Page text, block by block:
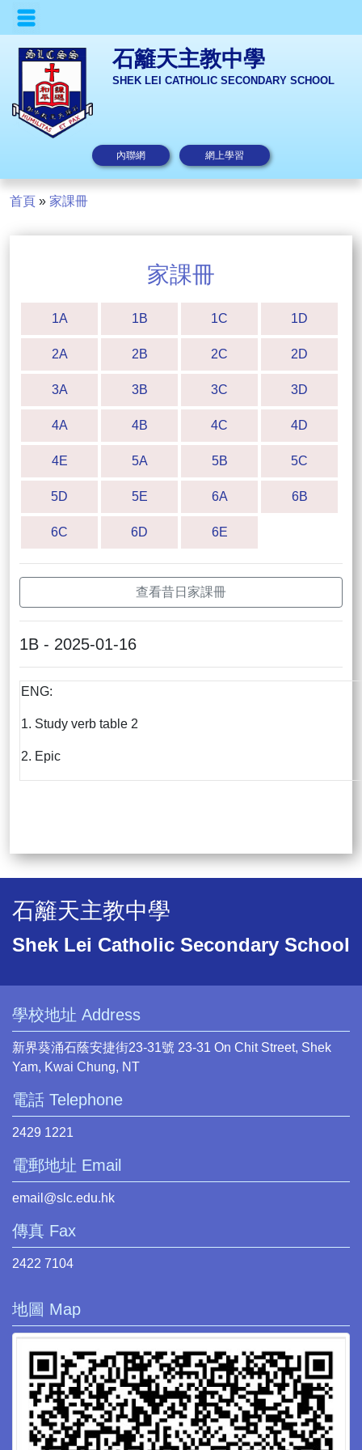
石籬天主教中學
SHEK LEI CATHOLIC SECONDARY SCHOOL
內聯網 網上學習
首頁 » 家課冊
家課冊
1A 1B 1C 1D
2A 2B 2C 2D
3A 3B 3C 3D
4A 4B 4C 4D
4E 5A 5B 5C
5D 5E 6A 6B
6C 6D 6E
查看昔日家課冊
1B - 2025-01-16
ENG:
1. Study verb table 2
2. Epic
石籬天主教中學
Shek Lei Catholic Secondary School
學校地址 Address
新界葵涌石蔭安捷街23-31號 23-31 On Chit Street, Shek
Yam, Kwai Chung, NT
電話 Telephone
2429 1221
電郵地址 Email
email@slc.edu.hk
傳真 Fax
2422 7104
地圖 Map